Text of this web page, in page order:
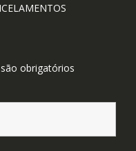
são obrigatórios